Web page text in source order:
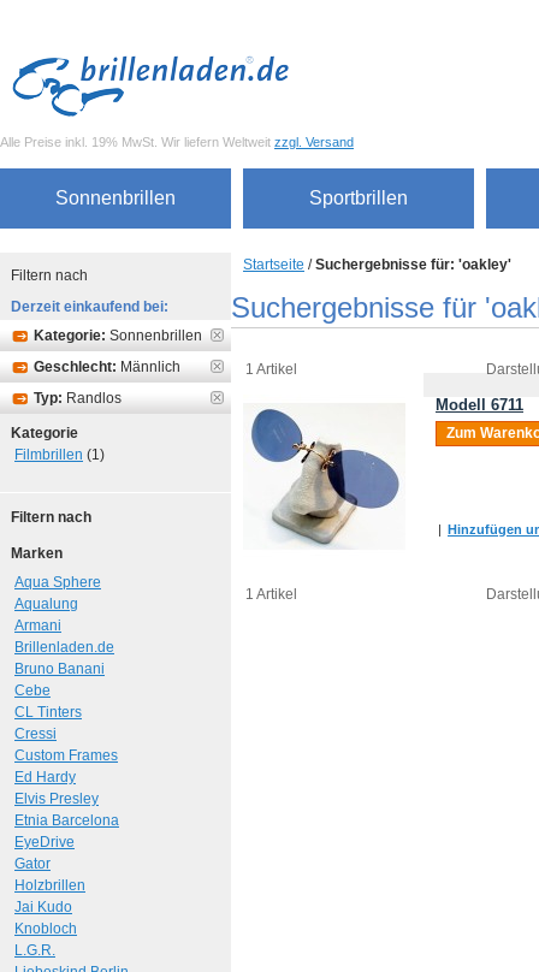
Alle Preise inkl. 19% MwSt. Wir liefern Weltweit zzgl. Versand
Sonnenbrillen Sportbrillen
Startseite /Suchergebnisse für: 'oakley'
Suchergebnisse für
1 Artikel
Modell 6711
Zum
| Hinzufügen
1 Artikel
Filtern nach
Derzeit einkaufend bei:
Kategorie: Sonnenbrillen
Geschlecht: Männlich
Typ: Randlos
Kategorie
Filmbrillen (1)
Filtern nach
Marken
Aqua Sphere
Aqualung
Armani
Brillenladen.de
Bruno Banani
Cebe
CL Tinters
Cressi
Custom Frames
Ed Hardy
Elvis Presley
Etnia Barcelona
EyeDrive
Gator
Holzbrillen
Jai Kudo
Knobloch
L.G.R.